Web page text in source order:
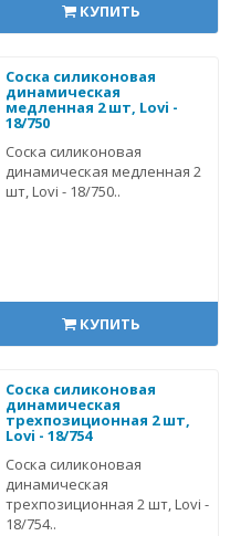
КУПИТЬ
Соска силиконовая
динамическая
медленная 2 шт, Lovi -
18/750
Соска силиконовая
динамическая медленная 2
шт, Lovi - 18/750..
КУПИТЬ
Соска силиконовая
динамическая
трехпозиционная 2 шт,
Lovi - 18/754
Соска силиконовая
динамическая
трехпозиционная 2 шт, Lovi -
18/754..